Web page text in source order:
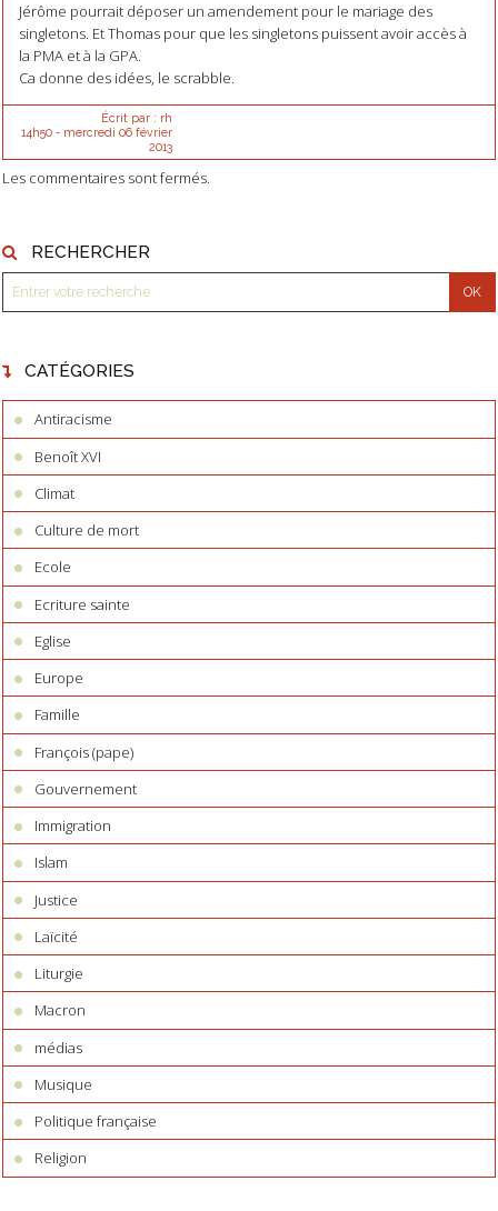
RECHERCHER
CATÉGORIES
Antiracisme
Benoît XVI
Climat
Culture de mort
Ecole
Ecriture sainte
Eglise
Europe
Famille
François (pape)
Gouvernement
Immigration
Islam
Justice
Laïcité
Liturgie
Macron
médias
Musique
Politique française
Religion
Jérôme pourrait déposer un amendement pour le mariage des
singletons. Et Thomas pour que les singletons puissent avoir accès à
la PMA et à la GPA.
Ca donne des idées, le scrabble.
Écrit par : rh
14h50- mercredi 06 février
2013
Les commentaires sont fermés.